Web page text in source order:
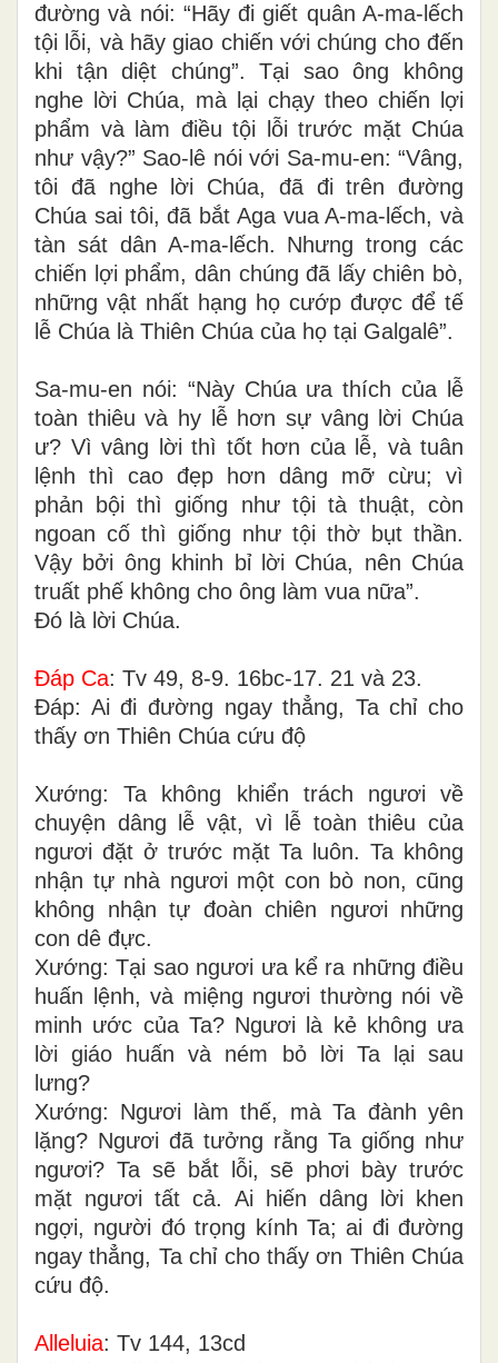
đường và nói: “Hãy đi giết quân A-ma-lếch
tội lỗi, và hãy giao chiến với chúng cho đến
khi tận diệt chúng”. Tại sao ông không
nghe lời Chúa, mà lại chạy theo chiến lợi
phẩm và làm điều tội lỗi trước mặt Chúa
như vậy?” Sao-lê nói với Sa-mu-en: “Vâng,
tôi đã nghe lời Chúa, đã đi trên đường
Chúa sai tôi, đã bắt Aga vua A-ma-lếch, và
tàn sát dân A-ma-lếch. Nhưng trong các
chiến lợi phẩm, dân chúng đã lấy chiên bò,
những vật nhất hạng họ cướp được để tế
lễ Chúa là Thiên Chúa của họ tại Galgalê”.
Sa-mu-en nói: “Này Chúa ưa thích của lễ
toàn thiêu và hy lễ hơn sự vâng lời Chúa
ư? Vì vâng lời thì tốt hơn của lễ, và tuân
lệnh thì cao đẹp hơn dâng mỡ cừu; vì
phản bội thì giống như tội tà thuật, còn
ngoan cố thì giống như tội thờ bụt thần.
Vậy bởi ông khinh bỉ lời Chúa, nên Chúa
truất phế không cho ông làm vua nữa”.
Ðó là lời Chúa.
Ðáp Ca: Tv 49, 8-9. 16bc-17. 21 và 23.
Ðáp: Ai đi đường ngay thẳng, Ta chỉ cho
thấy ơn Thiên Chúa cứu độ
Xướng: Ta không khiển trách ngươi về
chuyện dâng lễ vật, vì lễ toàn thiêu của
ngươi đặt ở trước mặt Ta luôn. Ta không
nhận tự nhà ngươi một con bò non, cũng
không nhận tự đoàn chiên ngươi những
con dê đực.
Xướng: Tại sao ngươi ưa kể ra những điều
huấn lệnh, và miệng ngươi thường nói về
minh ước của Ta? Ngươi là kẻ không ưa
lời giáo huấn và ném bỏ lời Ta lại sau
lưng?
Xướng: Ngươi làm thế, mà Ta đành yên
lặng? Ngươi đã tưởng rằng Ta giống như
ngươi? Ta sẽ bắt lỗi, sẽ phơi bày trước
mặt ngươi tất cả. Ai hiến dâng lời khen
ngợi, người đó trọng kính Ta; ai đi đường
ngay thẳng, Ta chỉ cho thấy ơn Thiên Chúa
cứu độ.
Alleluia: Tv 144, 13cd